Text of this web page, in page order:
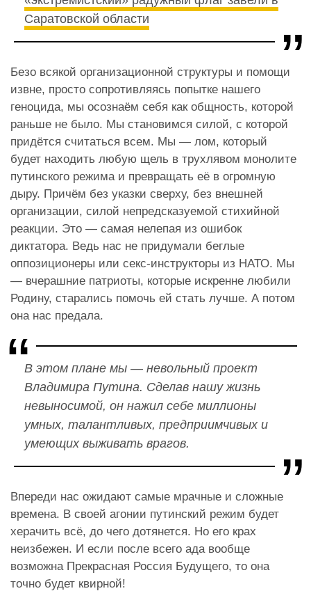
Саратовской области
Безо всякой организационной структуры и помощи
извне, просто сопротивляясь попытке нашего
геноцида, мы осознаём себя как общность, которой
раньше не было. Мы становимся силой, с которой
придётся считаться всем. Мы — лом, который
будет находить любую щель в трухлявом монолите
путинского режима и превращать её в огромную
дыру. Причём без указки сверху, без внешней
организации, силой непредсказуемой стихийной
реакции. Это — самая нелепая из ошибок
диктатора. Ведь нас не придумали беглые
оппозиционеры или секс-инструкторы из НАТО. Мы
— вчерашние патриоты, которые искренне любили
Родину, старались помочь ей стать лучше. А потом
она нас предала.
В этом плане мы — невольный проект
Владимира Путина. Сделав нашу жизнь
невыносимой, он нажил себе миллионы
умных, талантливых, предприимчивых и
умеющих выживать врагов.
Впереди нас ожидают самые мрачные и сложные
времена. В своей агонии путинский режим будет
херачить всё, до чего дотянется. Но его крах
неизбежен. И если после всего ада вообще
возможна Прекрасная Россия Будущего, то она
точно будет квирной!